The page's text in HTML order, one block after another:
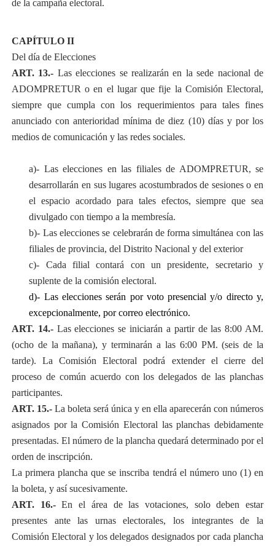
de la campaña electoral.
CAPÍTULO II
Del día de Elecciones
ART. 13.- Las elecciones se realizarán en la sede nacional de
ADOMPRETUR o en el lugar que fije la Comisión Electoral,
siempre que cumpla con los requerimientos para tales fines
anunciado con anterioridad mínima de diez (10) días y por los
medios de comunicación y las redes sociales.
a)- Las elecciones en las filiales de ADOMPRETUR, se
desarrollarán en sus lugares acostumbrados de sesiones o en
el espacio acordado para tales efectos, siempre que sea
divulgado con tiempo a la membresía.
b)- Las elecciones se celebrarán de forma simultánea con las
filiales de provincia, del Distrito Nacional y del exterior
c)- Cada filial contará con un presidente, secretario y
suplente de la comisión electoral.
d)- Las elecciones serán por voto presencial y/o directo y,
excepcionalmente, por correo electrónico.
ART. 14.-Las elecciones se iniciarán a partir de las 8:00 AM.
(ocho de la mañana), y terminarán a las 6:00 PM. (seis de la
tarde). La Comisión Electoral podrá extender el cierre del
proceso de común acuerdo con los delegados de las planchas
participantes.
ART. 15.-La boleta será única y en ella aparecerán con números
asignados por la Comisión Electoral las planchas debidamente
presentadas. El número de la plancha quedará determinado por el
orden de inscripción.
La primera plancha que se inscriba tendrá el número uno (1) en
la boleta, y así sucesivamente.
ART. 16.-En el área de las votaciones, solo deben estar
presentes ante las urnas electorales, los integrantes de la
Comisión Electoral y los delegados designados por cada plancha